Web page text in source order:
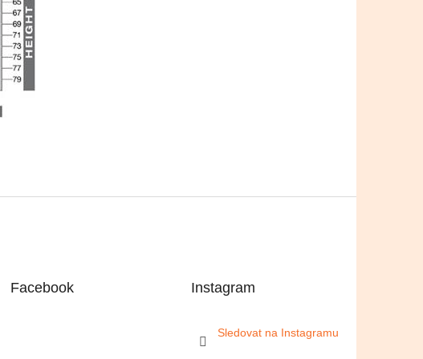
Facebook Instagram
Sledovat na Instagramu